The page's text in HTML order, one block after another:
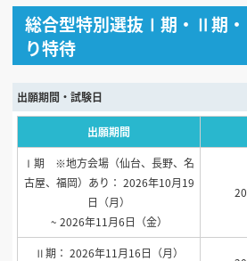
総合型特別選抜Ⅰ期・Ⅱ期
り特待
出願期間・試験日
出願期間
Ⅰ期 ※地方会場（仙台、長野、名
古屋、福岡）あり： 2026年10月19
日（月）
~ 2026年11月6日（金）
Ⅱ期： 2026年11月16日（月）